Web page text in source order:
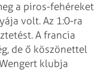
a piros-fehéreket
volt. Az 1:0-ra
A francia
de ő köszönettel
klubja